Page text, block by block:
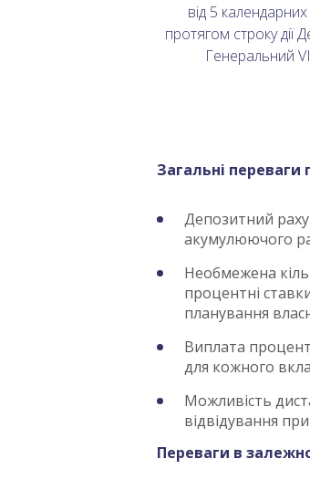
від 5 календарних
протягом строку дії
Генеральний
Загальні переваги
Депозитний
акумулюючого
Необмежена
процентні
планування
Виплата
для кожного
Можливість
відвідування
Переваги в